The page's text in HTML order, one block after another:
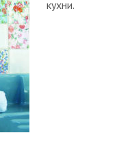
кухни.